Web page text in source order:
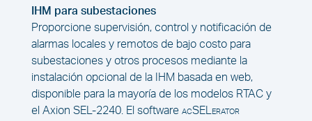
IHM para subestaciones
Proporcione supervisión, control y notificación de
alarmas locales y remotos de bajo costo para
subestaciones y otros procesos mediante la
instalación opcional de la IHM basada en web,
disponible para la mayoría de los modelos RTAC y
el Axion SEL-2240. El software acSELerator